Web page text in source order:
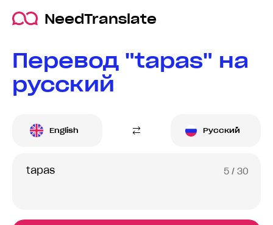
NeedTranslate
Перевод "tapas" на
русский
English Русский
5 / 30